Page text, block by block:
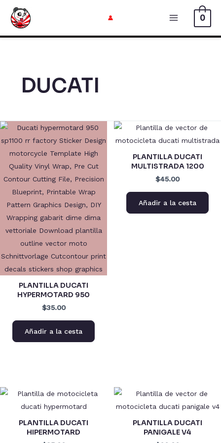
Menú
0
DUCATI
PLANTILLA DUCATI
HYPERMOTARD 950
$35.00
Añadir a la cesta
PLANTILLA DUCATI
MULTISTRADA 1200
$45.00
Añadir a la cesta
PLANTILLA DUCATI
HIPERMOTARD
PLANTILLA DUCATI
PANIGALE V4